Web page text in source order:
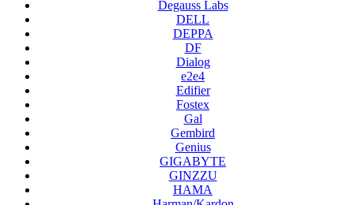
Degauss Labs
DELL
DEPPA
DF
Dialog
e2e4
Edifier
Fostex
Gal
Gembird
Genius
GIGABYTE
GINZZU
HAMA